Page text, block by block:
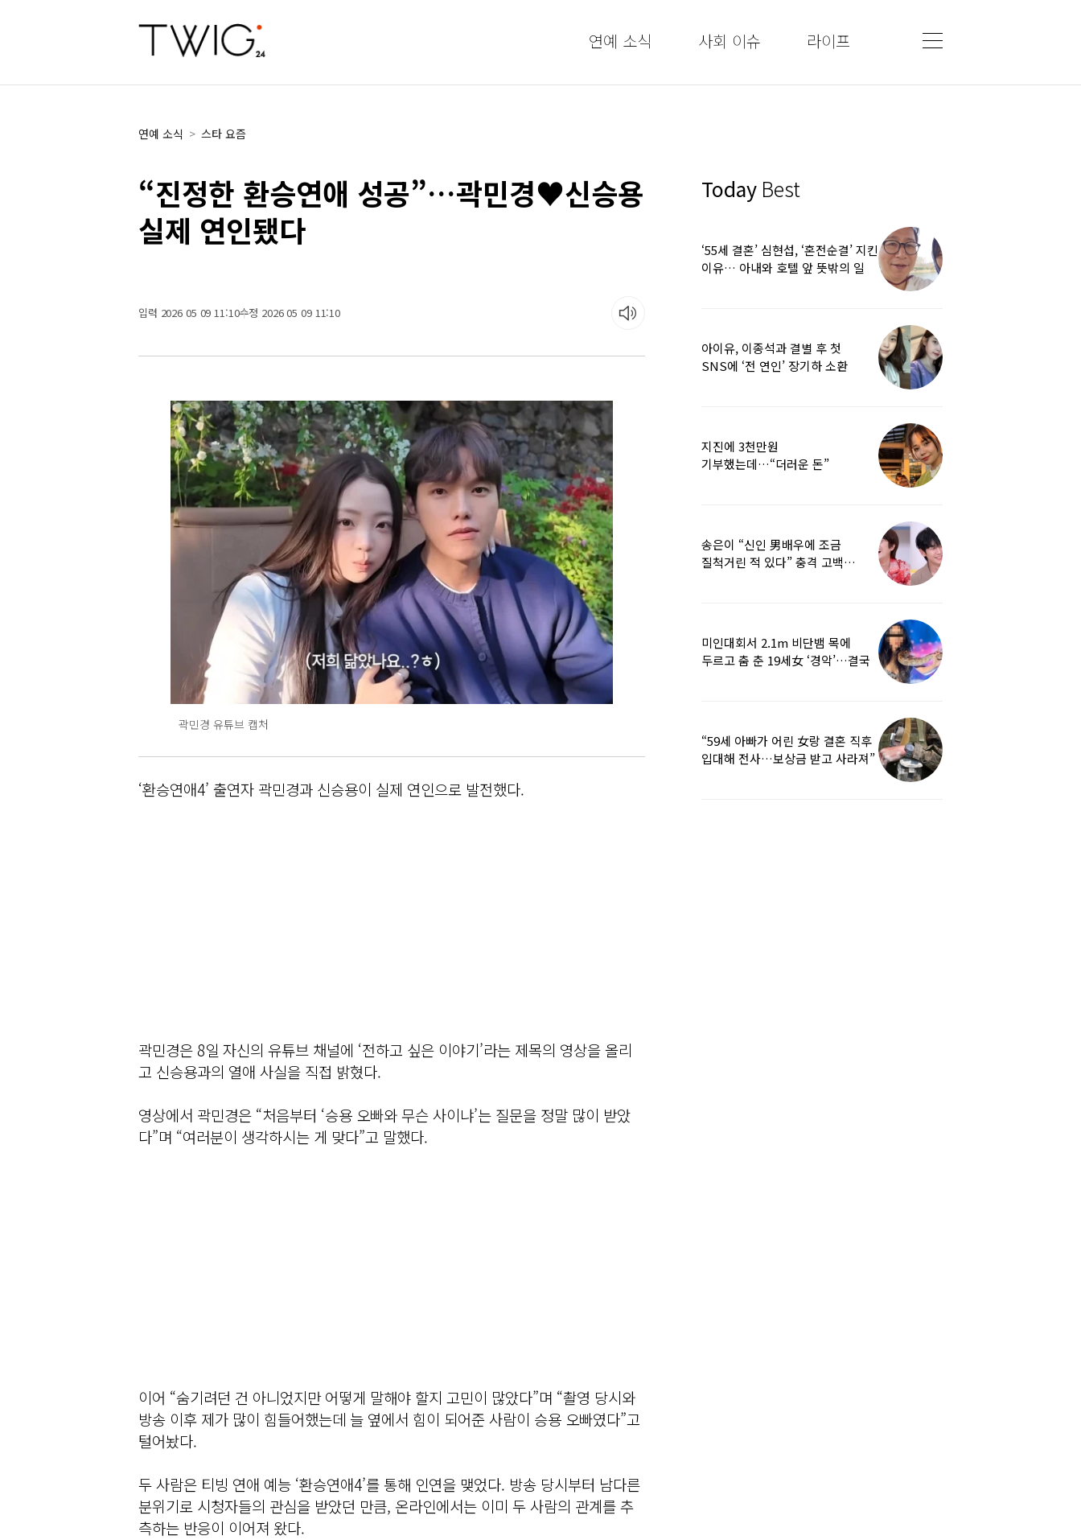
연예 소식 사회 이슈 라이프
연예 소식 > 스타 요즘
“진정한 환승연애 성공”…곽민경♥신승용
실제 연인됐다
입력 2026 05 09 11:10수정 2026 05 09 11:10
곽민경 유튜브 캡처
‘환승연애4’ 출연자 곽민경과 신승용이 실제 연인으로 발전했다.
곽민경은 8일 자신의 유튜브 채널에 ‘전하고 싶은 이야기’라는 제목의 영상을 올리
고 신승용과의 열애 사실을 직접 밝혔다.
영상에서 곽민경은 “처음부터 ‘승용 오빠와 무슨 사이냐’는 질문을 정말 많이 받았
다”며 “여러분이 생각하시는 게 맞다”고 말했다.
이어 “숨기려던 건 아니었지만 어떻게 말해야 할지 고민이 많았다”며 “촬영 당시와
방송 이후 제가 많이 힘들어했는데 늘 옆에서 힘이 되어준 사람이 승용 오빠였다”고
털어놨다.
두 사람은 티빙 연애 예능 ‘환승연애4’를 통해 인연을 맺었다. 방송 당시부터 남다른
분위기로 시청자들의 관심을 받았던 만큼, 온라인에서는 이미 두 사람의 관계를 추
측하는 반응이 이어져 왔다.
Today Best
‘55세 결혼’ 심현섭, ‘혼전순결’ 지킨
이유… 아내와 호텔 앞 뜻밖의 일
아이유, 이종석과 결별 후 첫
SNS에 ‘전 연인’ 장기하 소환
지진에 3천만원
기부했는데…“더러운 돈”
송은이 “신인 男배우에 조금
질척거린 적 있다” 충격 고백…
미인대회서 2.1m 비단뱀 목에
두르고 춤 춘 19세女 ‘경악’…결국
“59세 아빠가 어린 女랑 결혼 직후
입대해 전사…보상금 받고 사라져”